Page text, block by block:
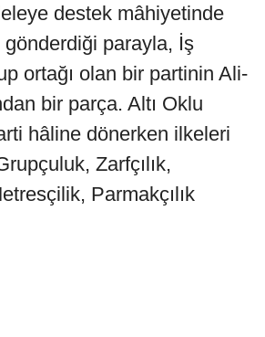
destek mâhiyetinde
gönderdiği parayla, İş
ortağı olan bir partinin Ali-
bir parça. Altı Oklu
hâline dönerken ilkeleri
Zarfçılık,
Parmakçılık